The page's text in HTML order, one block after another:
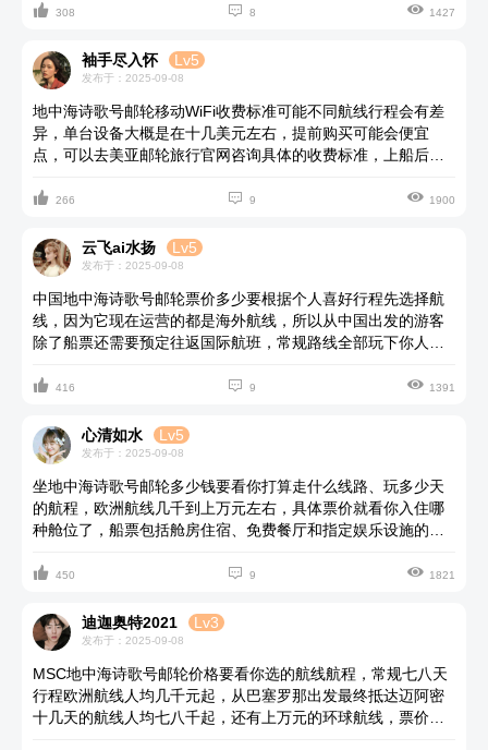
 308  8  1427
袖手尽入怀 Lv5
发布于：2025-09-08
地中海诗歌号邮轮移动WiFi收费标准可能不同航线行程会有差
异，单台设备大概是在十几美元左右，提前购买可能会便宜
点，可以去美亚邮轮旅行官网咨询具体的收费标准，上船后也
吧，如果你想一直保持和外界的联系，或者是处理工作需要就
乐就没必要买了。
 266  9  1900
云飞ai水扬 Lv5
发布于：2025-09-08
中国地中海诗歌号邮轮票价多少要根据个人喜好行程先选择航
线，因为它现在运营的都是海外航线，所以从中国出发的游客
除了船票还需要预定往返国际航班，常规路线全部玩下你人均
的票价也是会有很大差异的。可以联系正规专业旅行社预订有
 416  9  1391
心清如水 Lv5
发布于：2025-09-08
坐地中海诗歌号邮轮多少钱要看你打算走什么线路、玩多少天
的航程，欧洲航线几千到上万元左右，具体票价就看你入住哪
种舱位了，船票包括舱房住宿、免费餐厅和指定娱乐设施的使
都有最新的航线舱位价格以及各种费用明细可以去咨询下。
 450  9  1821
迪迦奥特2021 Lv3
发布于：2025-09-08
MSC地中海诗歌号邮轮价格要看你选的航线航程，常规七八天
行程欧洲航线人均几千元起，从巴塞罗那出发最终抵达迈阿密
十几天的航线人均七八千起，还有上万元的环球航线，票价可